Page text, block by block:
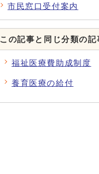
市民窓口受付案内
この記事と同じ分類の記
福祉医療費助成制度
養育医療の給付